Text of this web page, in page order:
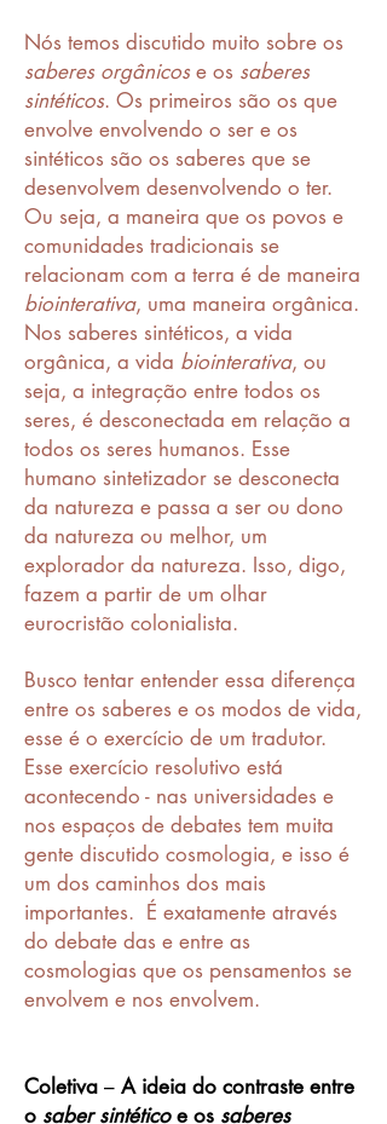
Nós temos discutido muito sobre os
saberes orgânicos e os saberes
sintéticos. Os primeiros são os que
envolve envolvendo o ser e os
sintéticos são os saberes que se
desenvolvem desenvolvendo o ter.
Ou seja, a maneira que os povos e
comunidades tradicionais se
relacionam com a terra é de maneira
biointerativa, uma maneira orgânica.
Nos saberes sintéticos, a vida
orgânica, a vida biointerativa, ou
seja, a integração entre todos os
seres, é desconectada em relação a
todos os seres humanos. Esse
humano sintetizador se desconecta
da natureza e passa a ser ou dono
da natureza ou melhor, um
explorador da natureza. Isso, digo,
fazem a partir de um olhar
eurocristão colonialista.
Busco tentar entender essa diferença
entre os saberes e os modos de vida,
esse é o exercício de um tradutor.
Esse exercício resolutivo está
acontecendo - nas universidades e
nos espaços de debates tem muita
gente discutido cosmologia, e isso é
um dos caminhos dos mais
importantes. É exatamente através
do debate das e entre as
cosmologias que os pensamentos se
envolvem e nos envolvem.
Coletiva – A ideia do contraste entre
o saber sintéticoe os saberes